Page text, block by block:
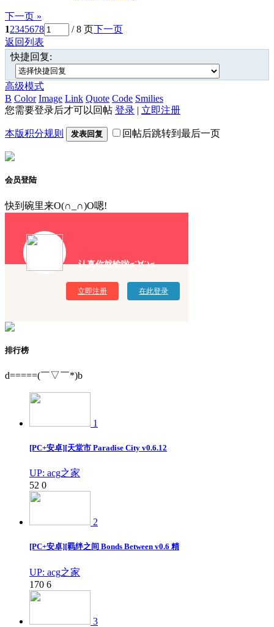
下一页 »
12345678 / 8 页下一页
返回列表
快捷回复:
高级模式
B Color Image Link Quote Code Smilies
您需要登录后才可以回帖 登录 | 立即注册
本版积分规则 发表回复 回帖后跳转到最后一页
会员登陆
快到碗里来O(∩_∩)O嗯!
认真你就输啦σ`∀´)σ
立即注册 在此登录
排行榜
d=====(￣▽￣*)b
1
[PC+安卓][天堂市 Paradise City v0.6.12
UP: acg之家
52 0
2
[PC+安卓][羁绊之间 Bonds Between v0.6 精
UP: acg之家
170 6
3